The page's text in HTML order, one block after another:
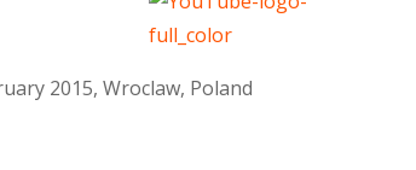
2015, Wroclaw, Poland